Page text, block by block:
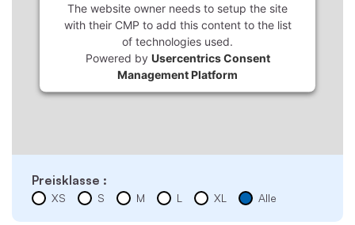
The website owner needs to setup the site
with their CMP to add this content to the list
of technologies used.
Powered by Usercentrics Consent
Management Platform
Preisklasse :
XS S M L XL Alle